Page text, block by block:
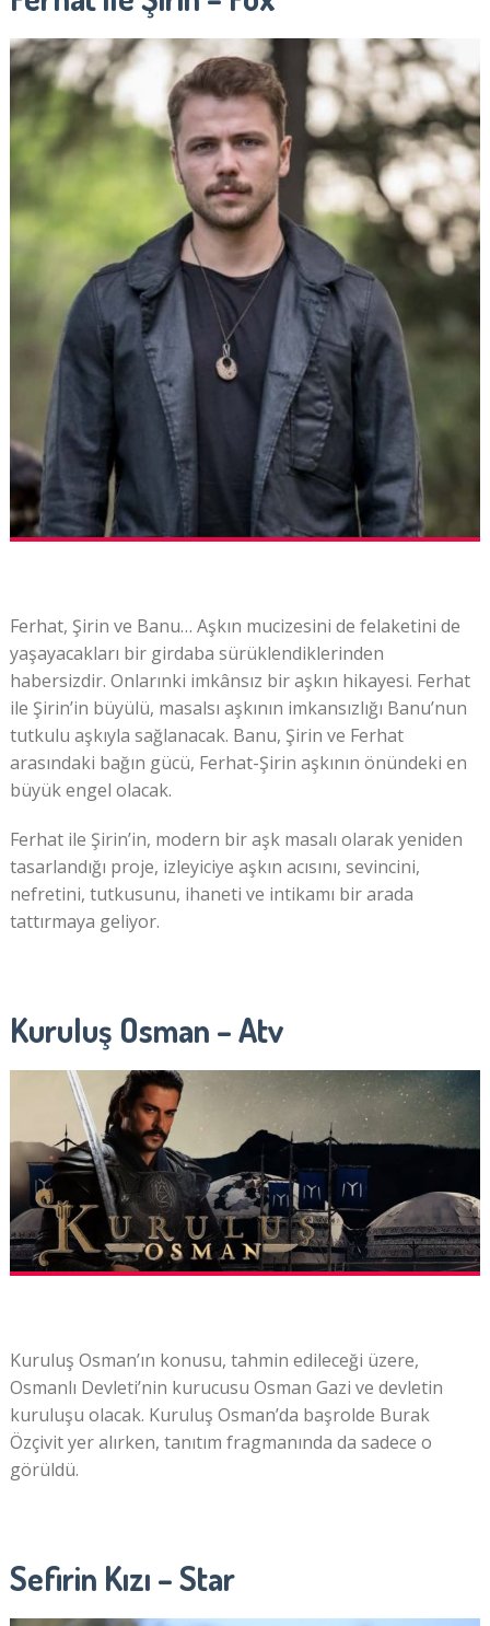
Ferhat, Şirin ve Banu… Aşkın mucizesini de felaketini de
yaşayacakları bir girdaba sürüklendiklerinden
habersizdir. Onlarınki imkânsız bir aşkın hikayesi. Ferhat
ile Şirin’in büyülü, masalsı aşkının imkansızlığı Banu’nun
tutkulu aşkıyla sağlanacak. Banu, Şirin ve Ferhat
arasındaki bağın gücü, Ferhat-Şirin aşkının önündeki en
büyük engel olacak.
Ferhat ile Şirin’in, modern bir aşk masalı olarak yeniden
tasarlandığı proje, izleyiciye aşkın acısını, sevincini,
nefretini, tutkusunu, ihaneti ve intikamı bir arada
tattırmaya geliyor.
Kuruluş Osman – Atv
Kuruluş Osman’ın konusu, tahmin edileceği üzere,
Osmanlı Devleti’nin kurucusu Osman Gazi ve devletin
kuruluşu olacak. Kuruluş Osman’da başrolde Burak
Özçivit yer alırken, tanıtım fragmanında da sadece o
görüldü.
Sefirin Kızı – Star